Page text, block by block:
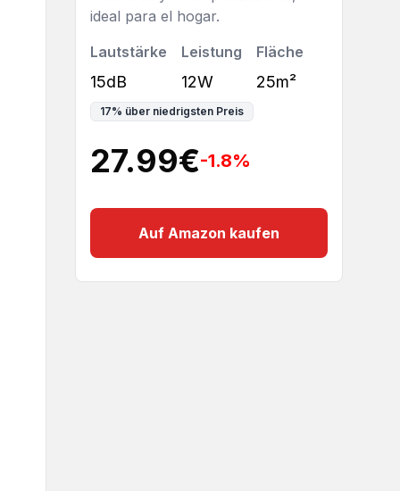
ideal para el hogar.
Lautstärke
15dB
Leistung
12W
Fläche
25m²
17% über niedrigsten Preis
27.99€-1.8%
Auf Amazon kaufen